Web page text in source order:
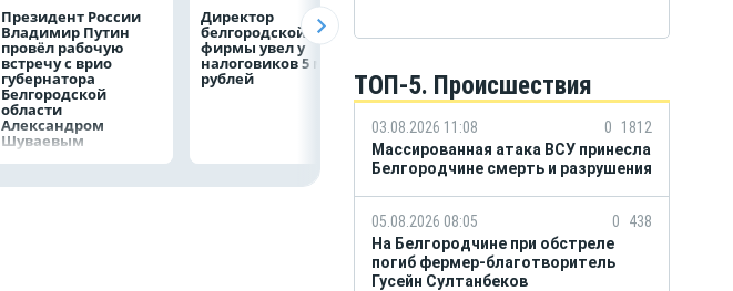
Президент России
Владимир Путин
провёл рабочую
встречу с врио
губернатора
Белгородской
области
Александром
Шуваевым
Директор
белгородской
фирмы увел у
налоговиков 5 млн
рублей
кредитов в
ТОП-5. Происшествия
03.08.2026 11:08 0
1812
Массированная атака ВСУ принесла
Белгородчине смерть и разрушения
05.08.2026 08:05 0
438
На Белгородчине при обстреле
погиб фермер-благотворитель
Гусейн Султанбеков